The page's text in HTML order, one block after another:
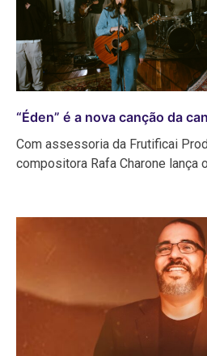
“Éden” é a nova canção da
Com assessoria da Frutificai
compositora Rafa Charone lança